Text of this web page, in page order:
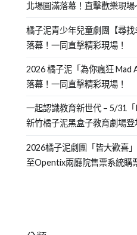
北場圓滿落幕！直擊歡樂現場
橘子泥青少年兒童劇團【尋
落幕！一同直擊精彩現場！
2026 橘子泥「為你瘋狂 Mad
落幕！一同直擊精彩現場！
一起認識教育新世代 – 5/31
新竹橘子泥黑盒子教育劇場
2026橘子泥劇團「皆大歡喜
至Opentix兩廳院售票系統購